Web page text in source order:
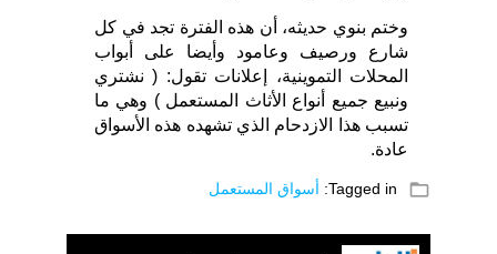
وختم بنوي حديثه، أن هذه الفترة تجد في كل
شارع ورصيف وعامود وأيضا على أبواب
المحلات التموينية، إعلانات تقول: ( نشتري
ونبيع جميع أنواع الأثاث المستعمل ) وهي ما
تسبب هذا الازدحام الذي تشهده هذه الأسواق
عادة.
folder_open
Tagged in: أسواق المستعمل